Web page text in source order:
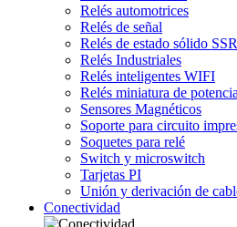
Relés automotrices
Relés de señal
Relés de estado sólido SSR
Relés Industriales
Relés inteligentes WIFI
Relés miniatura de potencia
Sensores Magnéticos
Soporte para circuito
Soquetes para relé
Switch y microswitch
Tarjetas PI
Unión y derivación de
Conectividad